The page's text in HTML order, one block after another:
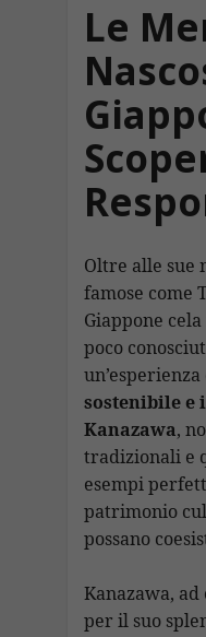
Le
Oltre alle sue
famose come
Giappone
poco
un’esperienza
sostenibile e
Kanazawa,
tradizionali e
esempi
patrimonio
possano
Kanazawa, ad
per il suo